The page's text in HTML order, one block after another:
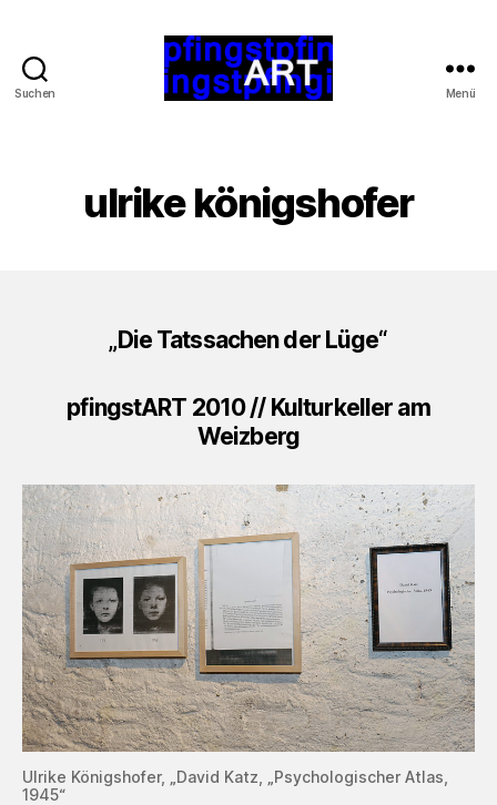
Suchen Menü
ulrike königshofer
„Die Tatssachen der Lüge“
pfingstART 2010 // Kulturkeller am
Weizberg
Ulrike Königshofer, „David Katz, „Psychologischer Atlas,
1945“